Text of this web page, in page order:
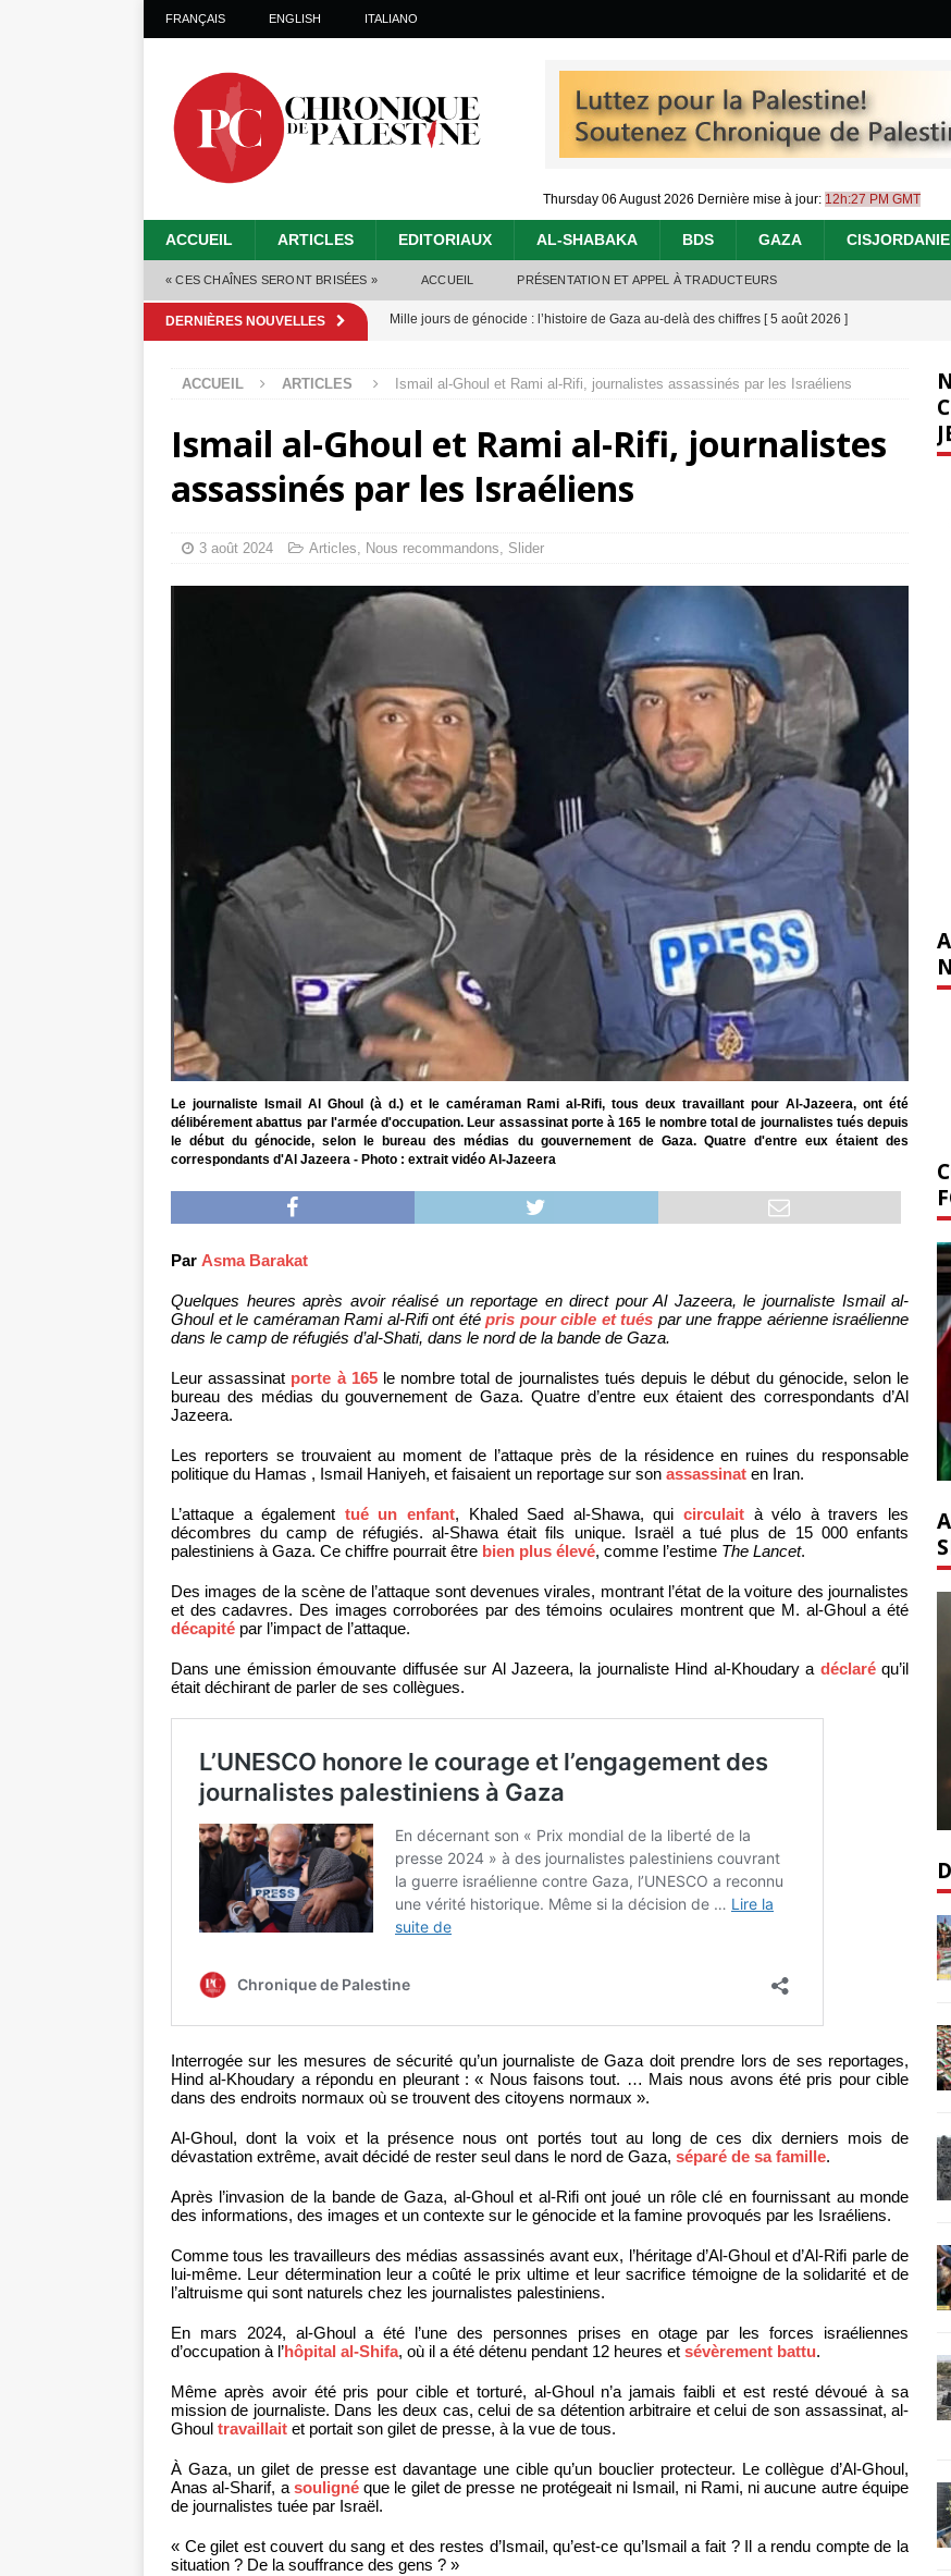
FRANÇAIS ENGLISH ITALIANO
Thursday 06 August 2026 Dernière mise à jour: 12h:27 PM GMT
ACCUEIL ARTICLES EDITORIAUX AL-SHABAKA BDS GAZA CISJORDANIE
« CES CHAÎNES SERONT BRISÉES » ACCUEIL PRÉSENTATION ET APPEL À TRADUCTEURS
DERNIÈRES NOUVELLES Mille jours de génocide : l’histoire de Gaza au-delà des chiffres [ 5 août 2026 ]
Alors que Trump annonce un « accord de paix » à Gaza, les Israéliens multiplie les
tueries [ 4 août 2026 ]
Les Israéliens se servent de la Cisjordanie comme d’une poubelle pour leurs déchets
toxiques[ 3 août 2026 ]
Capituler ou mourir : le « processus de paix » à Gaza et la propagande occidentale
ACCUEIL ARTICLES Ismail al-Ghoul et Rami al-Rifi, journalistes assassinés par les Israéliens
Ismail al-Ghoul et Rami al-Rifi, journalistes
assassinés par les Israéliens
3 août 2024 Articles, Nous recommandons, Slider
Le journaliste Ismail Al Ghoul (à d.) et le caméraman Rami al-Rifi, tous deux travaillant pour Al-Jazeera, ont été
délibérement abattus par l'armée d'occupation. Leur assassinat porte à 165 le nombre total de journalistes tués depuis
le début du génocide, selon le bureau des médias du gouvernement de Gaza. Quatre d'entre eux étaient des
correspondants d'Al Jazeera - Photo : extrait vidéo Al-Jazeera
Par Asma Barakat
Quelques heures après avoir réalisé un reportage en direct pour Al Jazeera, le journaliste Ismail al-
Ghoul et le caméraman Rami al-Rifi ont étépris pour cible et tués par une frappe aérienne israélienne
dans le camp de réfugiés d’al-Shati, dans le nord de la bande de Gaza.
Leur assassinat porte à 165le nombre total de journalistes tués depuis le début du génocide, selon le
bureau des médias du gouvernement de Gaza. Quatre d’entre eux étaient des correspondants d’Al
Jazeera.
Les reporters se trouvaient au moment de l’attaque près de la résidence en ruines du responsable
politique du Hamas , Ismail Haniyeh, et faisaient un reportage sur son assassinat en Iran.
L’attaque a également tué un enfant, Khaled Saed al-Shawa, quicirculait à vélo à travers les
décombres du camp de réfugiés. al-Shawa était fils unique. Israël a tué plus de 15 000 enfants
palestiniens à Gaza. Ce chiffre pourrait être bien plus élevé, comme l’estime The Lancet.
Des images de la scène de l’attaque sont devenues virales, montrant l’état de la voiture des journalistes
et des cadavres. Des images corroborées par des témoins oculaires montrent que M. al-Ghoul a été
décapité par l’impact de l’attaque.
Dans une émission émouvante diffusée sur Al Jazeera, la journaliste Hind al-Khoudary a déclaréqu’il
était déchirant de parler de ses collègues.
Interrogée sur les mesures de sécurité qu’un journaliste de Gaza doit prendre lors de ses reportages,
Hind al-Khoudary a répondu en pleurant : « Nous faisons tout. … Mais nous avons été pris pour cible
dans des endroits normaux où se trouvent des citoyens normaux ».
Al-Ghoul, dont la voix et la présence nous ont portés tout au long de ces dix derniers mois de
dévastation extrême, avait décidé de rester seul dans le nord de Gaza, séparé de sa famille.
Après l’invasion de la bande de Gaza, al-Ghoul et al-Rifi ont joué un rôle clé en fournissant au monde
des informations, des images et un contexte sur le génocide et la famine provoqués par les Israéliens.
Comme tous les travailleurs des médias assassinés avant eux, l’héritage d’Al-Ghoul et d’Al-Rifi parle de
lui-même. Leur détermination leur a coûté le prix ultime et leur sacrifice témoigne de la solidarité et de
l’altruisme qui sont naturels chez les journalistes palestiniens.
En mars 2024, al-Ghoul a été l’une des personnes prises en otage par les forces israéliennes
d’occupation à l’hôpital al-Shifa, où il a été détenu pendant 12 heures et sévèrement battu.
Même après avoir été pris pour cible et torturé, al-Ghoul n’a jamais faibli et est resté dévoué à sa
mission de journaliste. Dans les deux cas, celui de sa détention arbitraire et celui de son assassinat, al-
Ghoul travaillait et portait son gilet de presse, à la vue de tous.
À Gaza, un gilet de presse est davantage une cible qu’un bouclier protecteur. Le collègue d’Al-Ghoul,
Anas al-Sharif, a soulignéque le gilet de presse ne protégeait ni Ismail, ni Rami, ni aucune autre équipe
de journalistes tuée par Israël.
« Ce gilet est couvert du sang et des restes d’Ismail, qu’est-ce qu’Ismail a fait ? Il a rendu compte de la
situation ? De la souffrance des gens ? »